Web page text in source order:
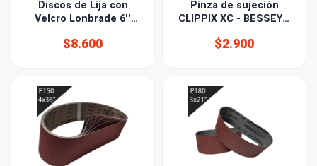
Discos de Lija con
Velcro Lonbrade 6''
$8.600
Pinza de sujeción
CLIPPIX XC - BESSEY®
$2.900